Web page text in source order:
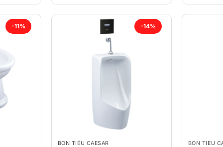
-11% -14%
BỒN TIỂU CAESAR BỒN TIỂU